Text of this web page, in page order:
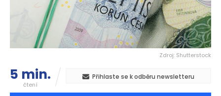
Zdroj: Shutterstock
5 min.
čtení
Přihlaste se k odběru newsletteru